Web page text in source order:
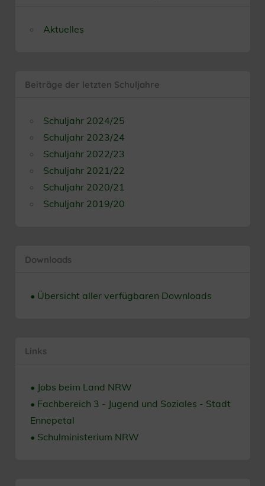
Aktuelles
Beiträge der letzten Schuljahre
Schuljahr 2024/25
Schuljahr 2023/24
Schuljahr 2022/23
Schuljahr 2021/22
Schuljahr 2020/21
Schuljahr 2019/20
Downloads
• Übersicht aller verfügbaren Downloads
Links
• Jobs beim Land NRW
• Fachbereich 3 - Jugend und Soziales - Stadt
Ennepetal
• Schulministerium NRW